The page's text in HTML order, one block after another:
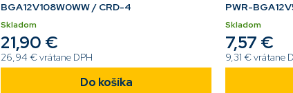
BGA12V108W0WW / CRD-4
Skladom
26,94 € vrátane DPH
21,90 €
Do košíka
PWR-
Skladom
9,31 € vrátane
7,57 €